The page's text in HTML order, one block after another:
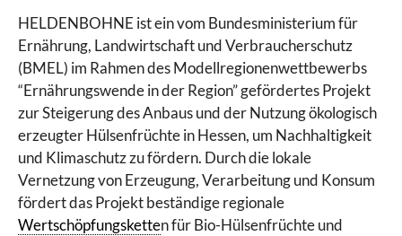
HELDENBOHNE ist ein vom Bundesministerium für
Ernährung, Landwirtschaft und Verbraucherschutz
(BMEL) im Rahmen des Modellregionenwettbewerbs
“Ernährungswende in der Region” gefördertes Projekt
zur Steigerung des Anbaus und der Nutzung ökologisch
erzeugter Hülsenfrüchte in Hessen, um Nachhaltigkeit
und Klimaschutz zu fördern. Durch die lokale
Vernetzung von Erzeugung, Verarbeitung und Konsum
fördert das Projekt beständige regionale
Wertschöpfungsketten für Bio-Hülsenfrüchte und